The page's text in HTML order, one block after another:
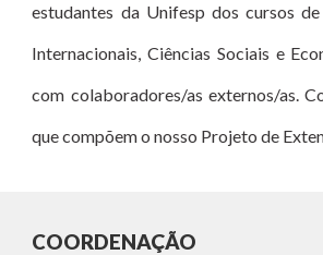
estudantes da Unifesp dos cursos
Internacionais, Ciências Sociais e
com colaboradores/as externos/as.
que compõem o nosso Projeto de
COORDENAÇÃO